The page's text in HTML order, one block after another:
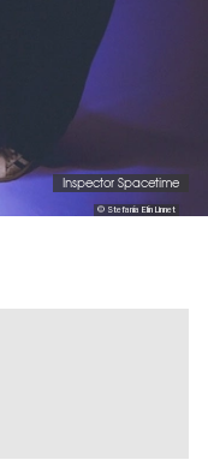
© Stefanía Elín Linnet
Inspector Spacetime